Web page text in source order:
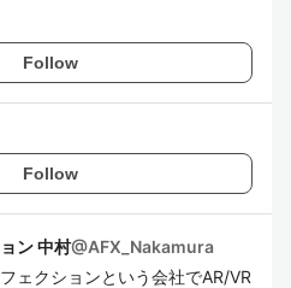
Follow
Follow
ン 中村@AFX_Nakamura
ェクションという会社でAR/VR